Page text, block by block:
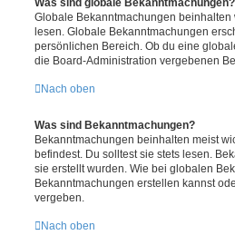
Globale Bekanntmachungen
lesen. Globale Bekanntmachungen
persönlichen Bereich. Ob du eine
die Board-Administration vergebenen
Nach oben
Was sind Bekanntmachungen?
Bekanntmachungen beinhalten meist
befindest. Du solltest sie stets lesen.
sie erstellt wurden. Wie bei globalen
Bekanntmachungen erstellen kannst
vergeben.
Nach oben